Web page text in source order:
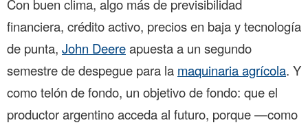
Con buen clima, algo más de previsibilidad
financiera, crédito activo, precios en baja y tecnología
de punta, John Deereapuesta a un segundo
semestre de despegue para la maquinaria agrícola. Y
como telón de fondo, un objetivo de fondo: que el
productor argentino acceda al futuro, porque —como